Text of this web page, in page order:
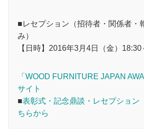
■レセプション（招待者・関係者・
み）
【日時】2016年3月4日（金）18:30
「WOOD FURNITURE JAPAN
サイト
■表彰式・記念鼎談・レセプショ
ちらから